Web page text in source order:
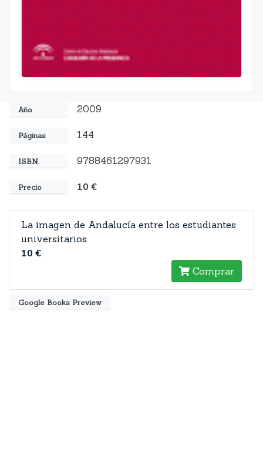
Año 2009
Páginas 144
ISBN. 9788461297931
Precio 10 €
La imagen de Andalucía entre los estudiantes
universitarios
10 €
Comprar
Google Books Preview